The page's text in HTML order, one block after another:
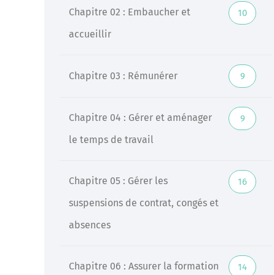
d’experts
Chapitre 02 : Embaucher et
accueillir
10
Chapitre 03 : Rémunérer 9
Chapitre 04 : Gérer et aménager
le temps de travail
9
Chapitre 05 : Gérer les
suspensions de contrat, congés et
absences
16
Chapitre 06 : Assurer la formation
14